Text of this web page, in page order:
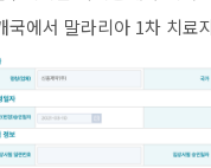
국에서 말라리아 1차 치료